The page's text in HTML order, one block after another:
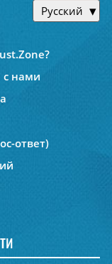
Русский
с нами
ответ)